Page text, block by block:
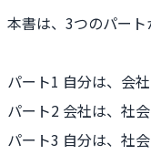
本書は、3つのパート
パート1 自分は、会
パート2 会社は、社
パート3 自分は、社